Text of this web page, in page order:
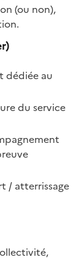
(ou non),
dédiée au
du service
/ atterrissage